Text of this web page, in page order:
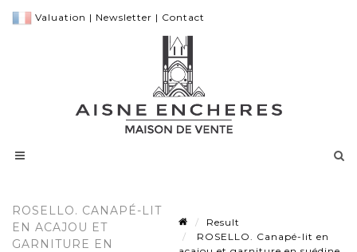
Valuation | Newsletter | Contact
ROSELLO. CANAPÉ-LIT
EN ACAJOU ET
GARNITURE EN
Result
ROSELLO. Canapé-lit en